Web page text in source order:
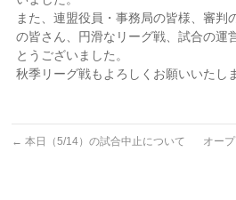
また、連盟役員・事務局の皆様、審判
の皆さん、円滑なリーグ戦、試合の運
とうございました。
秋季リーグ戦もよろしくお願いいたし
← 本日（5/14）の試合中止について オー